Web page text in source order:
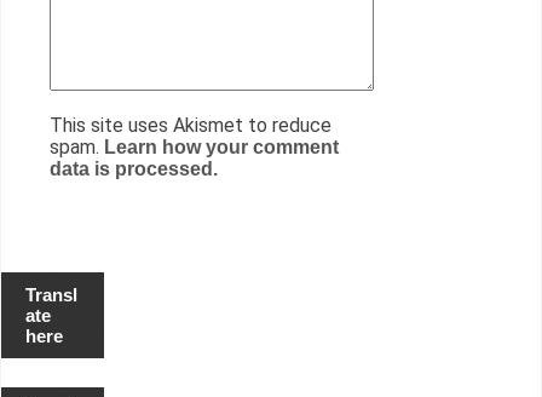
This site uses Akismet to reduce
spam. Learn how your comment
data is processed.
Transl
ate
here